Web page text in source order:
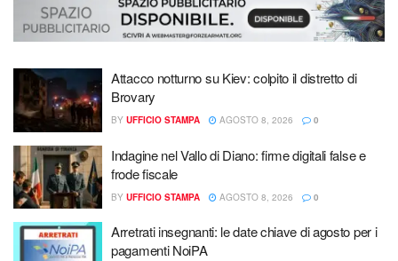
Attacco notturno su Kiev: colpito il distretto di
Brovary
BY UFFICIO STAMPA AGOSTO 8, 2026 0
Indagine nel Vallo di Diano: firme digitali false e
frode fiscale
BY UFFICIO STAMPA AGOSTO 8, 2026 0
Arretrati insegnanti: le date chiave di agosto per i
pagamenti NoiPA